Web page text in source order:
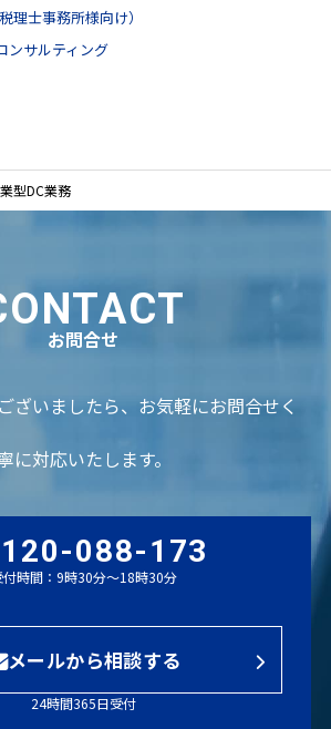
理士事務所様向け）
ンサルティング
型DC業務
お問合せ
ざいましたら、お気軽にお問合せく
対応いたします。
088-173
付時間：9時30分～18時30分
メールから相談する
24時間365日受付